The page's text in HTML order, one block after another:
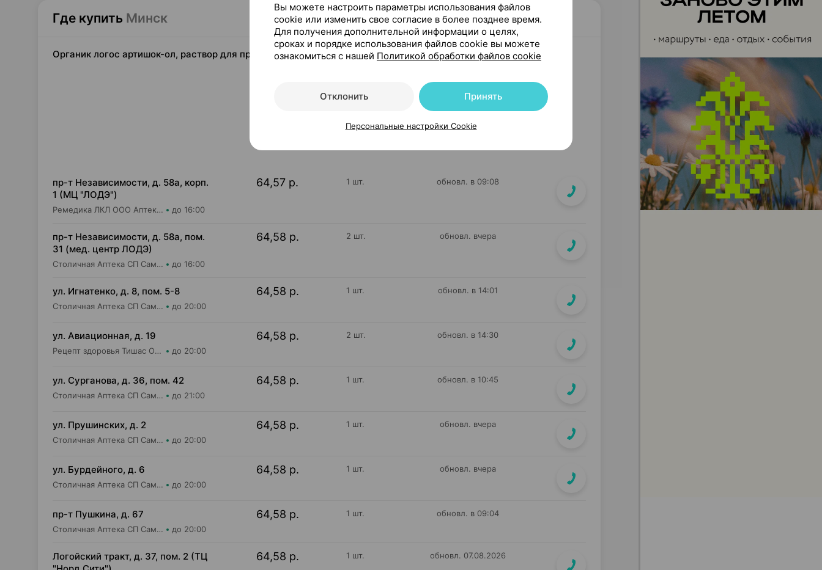
Где купить Минск
Органик логос артишок-ол, раствор для приема внутрь, 200 мл ×1, Органик логос Россия
пр-т Независимости, д. 58а, корп.
1 (МЦ "ЛОДЭ")
Ремедика ЛКЛ ООО Аптека №21 до 16:00
64,57 р. 1 шт. обновл. в 09:08
пр-т Независимости, д. 58а, пом.
31 (мед. центр ЛОДЭ)
Столичная Аптека СП Самбест ООО Аптека №19 до 16:00
64,58 р. 2 шт. обновл. вчера
ул. Игнатенко, д. 8, пом. 5-8
Столичная Аптека СП Самбест ООО Аптека №22 до 20:00
64,58 р. 1 шт. обновл. в 14:01
ул. Авиационная, д. 19
Рецепт здоровья Тишас ОДО Аптека №21 до 20:00
64,58 р. 2 шт. обновл. в 14:30
ул. Сурганова, д. 36, пом. 42
Столичная Аптека СП Самбест ООО Аптека №21 до 21:00
64,58 р. 1 шт. обновл. в 10:45
ул. Прушинских, д. 2
Столичная Аптека СП Самбест ООО Аптека №17 до 20:00
64,58 р. 1 шт. обновл. вчера
ул. Бурдейного, д. 6
Столичная Аптека СП Самбест ООО Аптека №2 до 20:00
64,58 р. 1 шт. обновл. вчера
пр-т Пушкина, д. 67
Столичная Аптека СП Самбест ООО Аптека №14 до 20:00
64,58 р. 1 шт. обновл. в 09:04
Логойский тракт, д. 37, пом. 2 (ТЦ
64,58 р. 1 шт. обновл. 07.08.2026
Вы можете настроить параметры использования файлов
cookie или изменить свое согласие в более позднее время.
Для получения дополнительной информации о целях,
сроках и порядке использования файлов cookie вы можете
ознакомиться с нашей Политикой обработки файлов cookie
Отклонить Принять
Персональные настройки Cookie